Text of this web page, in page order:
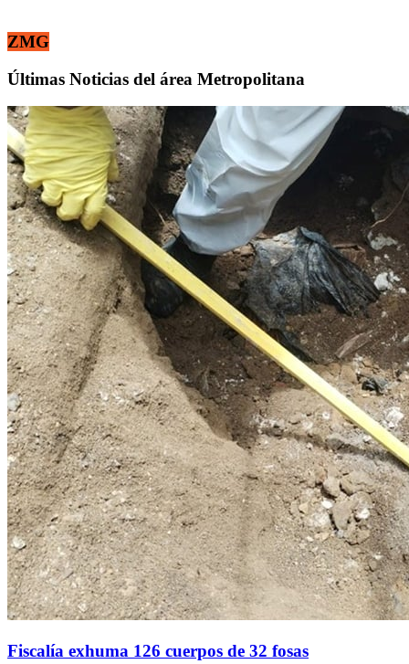
ZMG
Últimas Noticias del área Metropolitana
Fiscalía exhuma 126 cuerpos de 32 fosas